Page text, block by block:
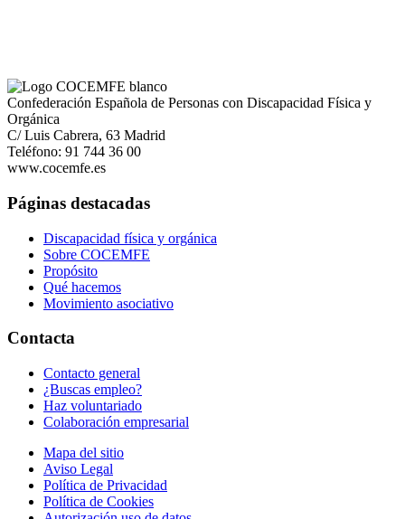
Confederación Española de Personas con Discapacidad Física y
Orgánica
C/ Luis Cabrera, 63 Madrid
Teléfono: 91 744 36 00
www.cocemfe.es
Páginas destacadas
Discapacidad física y orgánica
Sobre COCEMFE
Propósito
Qué hacemos
Movimiento asociativo
Contacta
Contacto general
¿Buscas empleo?
Haz voluntariado
Colaboración empresarial
Mapa del sitio
Aviso Legal
Política de Privacidad
Política de Cookies